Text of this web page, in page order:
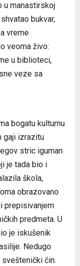
u manastirskoj
bukvar,
vreme
veoma živo:
u biblioteci,
veze sa
bogatu kulturnu
gaji izrazitu
stric iguman
je tada bio i
škola,
obrazovano
prepisivanjem
predmeta. U
je iskušenik
Nedugo
čin.